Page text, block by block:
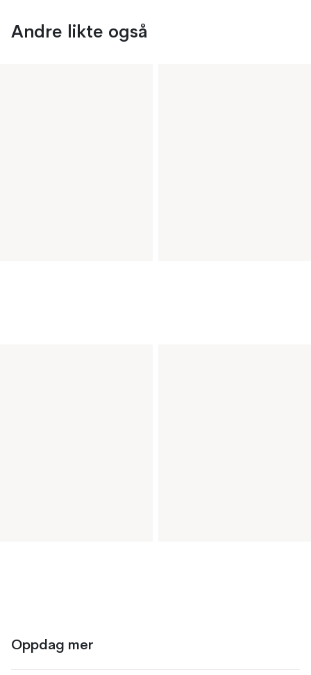
Andre likte også
Oppdag mer